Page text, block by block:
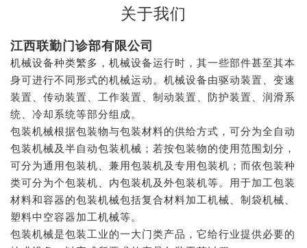
关于我们
江西联勤门诊部有限公司
机械设备种类繁多，机械设备运行时，其一些部件甚至其本
身可进行不同形式的机械运动。机械设备由驱动装置、变速
装置、传动装置、工作装置、制动装置、防护装置、润滑系
统、冷却系统等部分组成。
包装机械根据包装物与包装材料的供给方式，可分为全自动
包装机械及半自动包装机械；若按包装物的使用范围划分，
可分为通用包装机、兼用包装机及专用包装机；而依包装种
类可分为个包装机、内包装机及外包装机等。用于加工包装
材料和容器的包装机械包括复合材料加工机械、制袋机械、
塑料中空容器加工机械等。
包装机械是包装工业的一大门类产品，它给行业提供必要的